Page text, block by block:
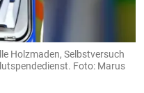
Holzmaden, Selbstversuch
Foto: Marus